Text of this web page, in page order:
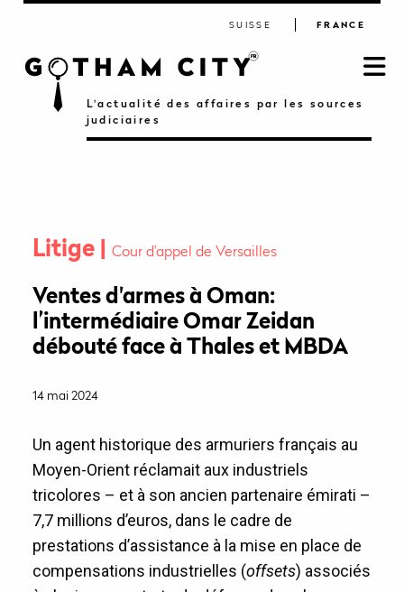
L'actualité des affaires par les sources
judiciaires
SUISSE FRANCE
Litige Cour d'appel de Versailles
Ventes d'armes à Oman:
l’intermédiaire Omar Zeidan
débouté face à Thales et MBDA
14 mai 2024
Un agent historique des armuriers français au
Moyen-Orient réclamait aux industriels
tricolores – et à son ancien partenaire émirati –
7,7 millions d’euros, dans le cadre de
prestations d’assistance à la mise en place de
compensations industrielles (offsets) associés